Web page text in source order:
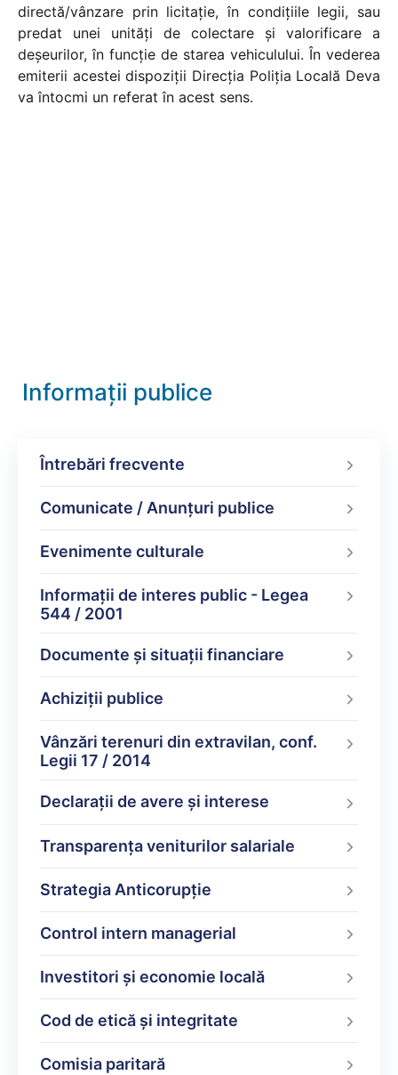
directă/vânzare prin licitație, în condiţiile legii, sau
predat unei unităţi de colectare şi valorificare a
deşeurilor, în funcţie de starea vehiculului. În vederea
emiterii acestei dispoziţii Direcția Poliția Locală Deva
va întocmi un referat în acest sens.
Informații publice
Întrebări frecvente
Comunicate / Anunțuri publice
Evenimente culturale
Informații de interes public - Legea
544 / 2001
Documente şi situaţii financiare
Achiziții publice
Vânzări terenuri din extravilan, conf.
Legii 17 / 2014
Declarații de avere şi interese
Transparența veniturilor salariale
Strategia Anticorupție
Control intern managerial
Investitori și economie locală
Cod de etică și integritate
Comisia paritară